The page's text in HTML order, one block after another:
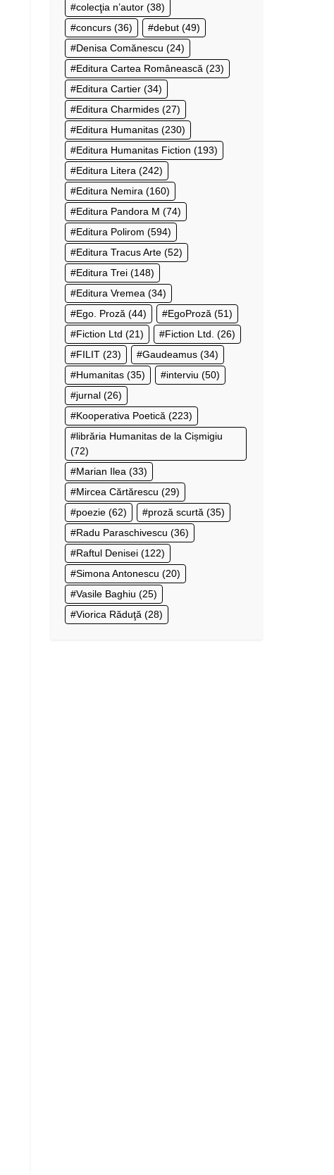
colecţia n’autor (38)
concurs (36) debut (49)
Denisa Comănescu (24)
Editura Cartea Românească (23)
Editura Cartier (34)
Editura Charmides (27)
Editura Humanitas (230)
Editura Humanitas Fiction (193)
Editura Litera (242)
Editura Nemira (160)
Editura Pandora M (74)
Editura Polirom (594)
Editura Tracus Arte (52)
Editura Trei (148)
Editura Vremea (34)
Ego. Proză (44) EgoProză (51)
Fiction Ltd (21) Fiction Ltd. (26)
FILIT (23) Gaudeamus (34)
Humanitas (35) interviu (50)
jurnal (26)
Kooperativa Poetică (223)
librăria Humanitas de la Cișmigiu
(72)
Marian Ilea (33)
Mircea Cărtărescu (29)
poezie (62) proză scurtă (35)
Radu Paraschivescu (36)
Raftul Denisei (122)
Simona Antonescu (20)
Vasile Baghiu (25)
Viorica Răduţă (28)